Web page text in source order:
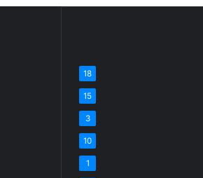
18
15
3
10
1